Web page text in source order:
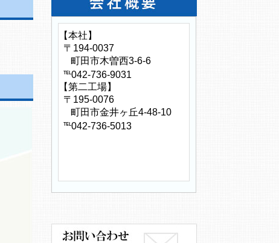
【本社】
〒194-0037
町田市木曽西3-6-6
℡042-736-9031
【第二工場】
〒195-0076
町田市金井ヶ丘4-48-10
℡042-736-5013